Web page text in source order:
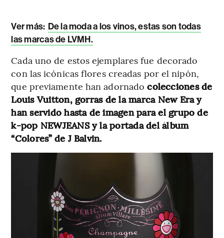
Ver más: De la moda a los vinos, estas son todas
las marcas de LVMH.
Cada uno de estos ejemplares fue decorado
con las icónicas flores creadas por el nipón,
que previamente han adornadocolecciones de
Louis Vuitton, gorras de la marca New Era y
han servido hasta de imagen para el grupo de
k-pop NEWJEANS y la portada del álbum
“Colores” de J Balvin.